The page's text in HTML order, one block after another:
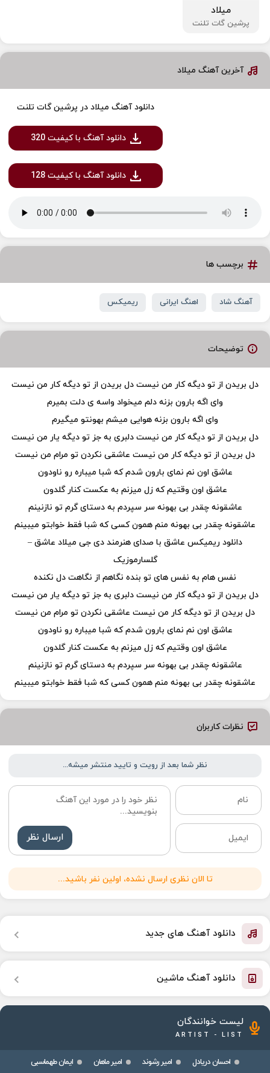
میلاد
پرشین گات تلنت
آخرین آهنگ میلاد
دانلود آهنگ میلاد در پرشین گات تلنت
دانلود آهنگ با کیفیت 320
دانلود آهنگ با کیفیت 128
برچسب ها
آهنگ شاد اهنگ ایرانی ریمیکس
توضیحات
دل بریدن از تو دیگه کار من نیست دل بریدن از تو دیگه کار من نیست
وای اگه بارون بزنه دلم میخواد واسه ی دلت بمیرم
وای اگه بارون بزنه هوایی میشم بهونتو میگیرم
دل بریدن از تو دیگه کار من نیست دلبری به جز تو دیگه یار من نیست
دل بریدن از تو دیگه کار من نیست عاشقی نکردن تو مرام من نیست
عاشق اون نم نمای بارون شدم که شبا میباره رو ناودون
عاشق اون وقتیم که زل میزنم به عکست کنار گلدون
عاشقونه چقدر بی بهونه سر سپردم به دستای گرم تو نازنینم
عاشقونه چقدر بی بهونه منم همون کسی که شبا فقط خوابتو میبینم
دانلود ریمیکس عاشق با صدای هنرمند دی جی میلاد عاشق –
گلسارموزیک
نفس هام به نفس های تو بنده نگاهم از نگاهت دل نکنده
دل بریدن از تو دیگه کار من نیست دلبری به جز تو دیگه یار من نیست
دل بریدن از تو دیگه کار من نیست عاشقی نکردن تو مرام من نیست
عاشق اون نم نمای بارون شدم که شبا میباره رو ناودون
عاشق اون وقتیم که زل میزنم به عکست کنار گلدون
عاشقونه چقدر بی بهونه سر سپردم به دستای گرم تو نازنینم
عاشقونه چقدر بی بهونه منم همون کسی که شبا فقط خوابتو میبینم
نظرات کاربران
نظر شما بعد از رویت و تایید منتشر میشه...
ارسال نظر
تا الان نظری ارسال نشده، اولین نفر باشید...
دانلود آهنگ های جدید
دانلود آهنگ ماشین
لیست خوانندگان
ARTIST - LIST
احسان دریادل امیر رشوند امیر ماهان ایمان طهماسبی